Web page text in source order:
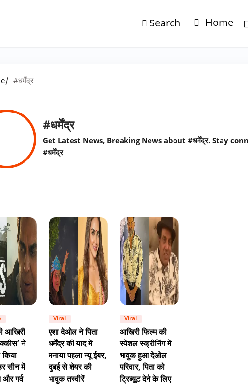
Search Home
/ #धर्मेंद्र
#धर्मेंद्र
Get Latest News, Breaking News about #धर्मेंद्र. Stay
#धर्मेंद्र
आखिरी
ने
किया
सीन में
और गर्व
Viral
एशा देओल ने पिता
धर्मेंद्र की याद में
मनाया पहला न्यू ईयर,
दुबई से शेयर की
भावुक तस्वीरें
Viral
आखिरी फिल्म की
स्पेशल स्क्रीनिंग में
भावुक हुआ देओल
परिवार, पिता को
ट्रिब्यूट देने के लिए